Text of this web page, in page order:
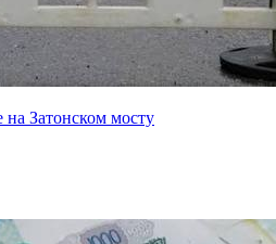
Затонском мосту